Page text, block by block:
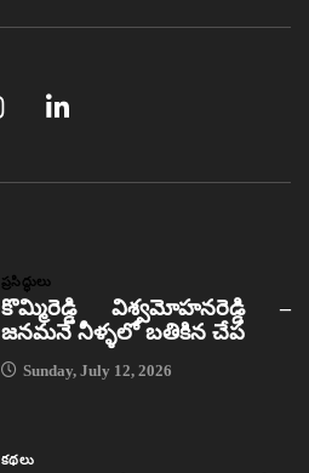
ప్రసిద్ధులు
కొమ్మిరెడ్డి విశ్వమోహనరెడ్డి –
జనమనే నీళ్ళలో బతికిన చేప
Sunday, July 12, 2026
కథలు